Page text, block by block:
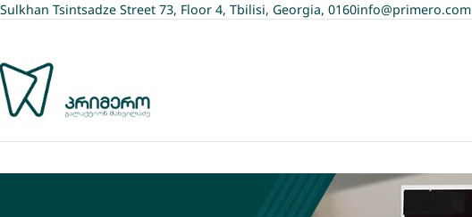
Sulkhan Tsintsadze Street 73, Floor 4, Tbilisi, Georgia, 0160info@primero.com